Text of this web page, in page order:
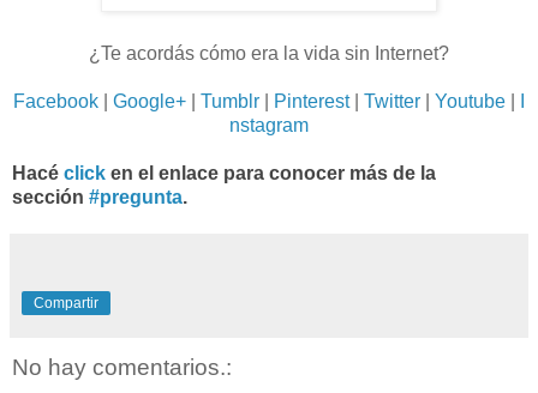
¿Te acordás cómo era la vida sin Internet?
Facebook Google+ Tumblr Pinterest| Twitter Youtube
nstagram
Hacé click en el enlace para conocer más de la
sección #pregunta.
Compartir
No hay comentarios.: